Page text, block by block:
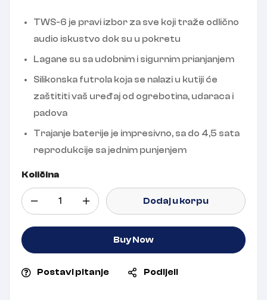
TWS-6 je pravi izbor za sve koji traže odlično
audio iskustvo dok su u pokretu
Lagane su sa udobnim i sigurnim prianjanjem
Silikonska futrola koja se nalazi u kutiji će
zaštititi vaš uređaj od ogrebotina, udaraca i
padova
Trajanje baterije je impresivno, sa do 4,5 sata
reprodukcije sa jednim punjenjem
Količina
Dodaj u korpu
Buy Now
Postavi pitanje Podijeli